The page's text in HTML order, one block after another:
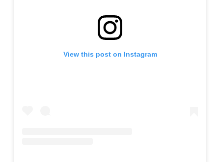
View this post on Instagram